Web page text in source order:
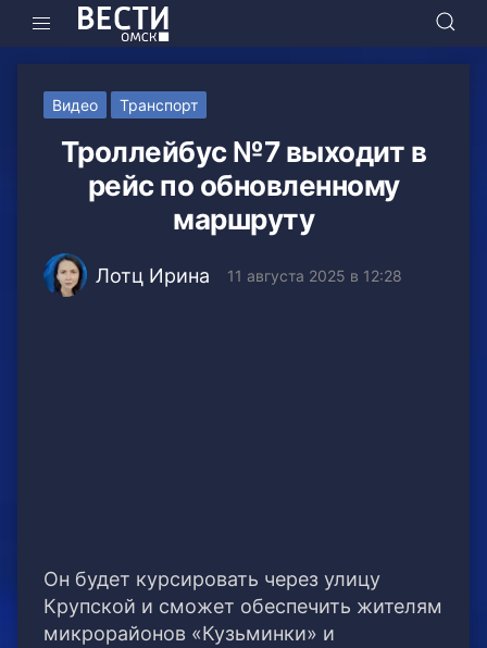
Видео Транспорт
Троллейбус №7 выходит в
рейс по обновленному
маршруту
Лотц Ирина 11 августа 2025 в 12:28
Он будет курсировать через улицу
Крупской и сможет обеспечить жителям
микрорайонов «Кузьминки» и